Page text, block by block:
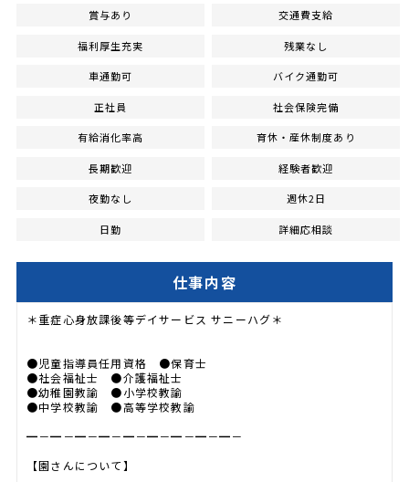
賞与あり 交通費支給
福利厚生充実 残業なし
車通勤可 バイク通勤可
正社員 社会保険完備
有給消化率高 育休・産休制度あり
長期歓迎 経験者歓迎
夜勤なし 週休2日
日勤 詳細応相談
仕事内容
＊重症心身放課後等デイサービス サニーハグ＊
●児童指導員任用資格 ●保育士
●社会福祉士 ●介護福祉士
●幼稚園教諭 ●小学校教諭
●中学校教諭 ●高等学校教諭
━－━－━－━－━－━－━－━－━－
【園さんについて】